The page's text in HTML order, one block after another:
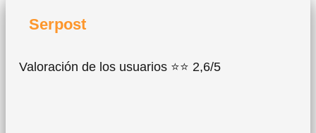
Serpost
Valoración de los usuarios ⭐⭐ 2,6/5